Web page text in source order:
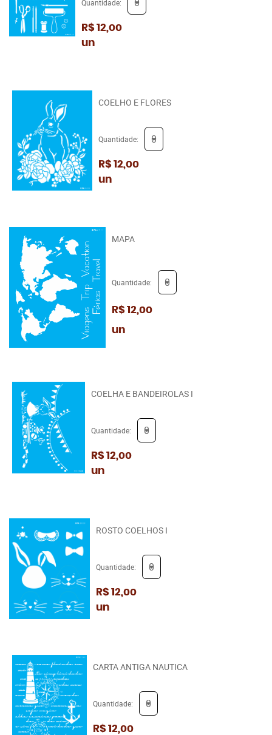
Quantidade:
R$ 12,00
un
COELHO E FLORES
Quantidade:
R$ 12,00
un
MAPA
Quantidade:
R$ 12,00
un
COELHA E BANDEIROLAS I
Quantidade:
R$ 12,00
un
ROSTO COELHOS I
Quantidade:
R$ 12,00
un
CARTA ANTIGA NAUTICA
Quantidade:
R$ 12,00